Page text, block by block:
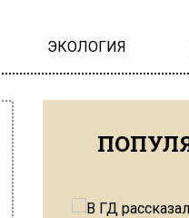
ЭКОЛОГИЯ